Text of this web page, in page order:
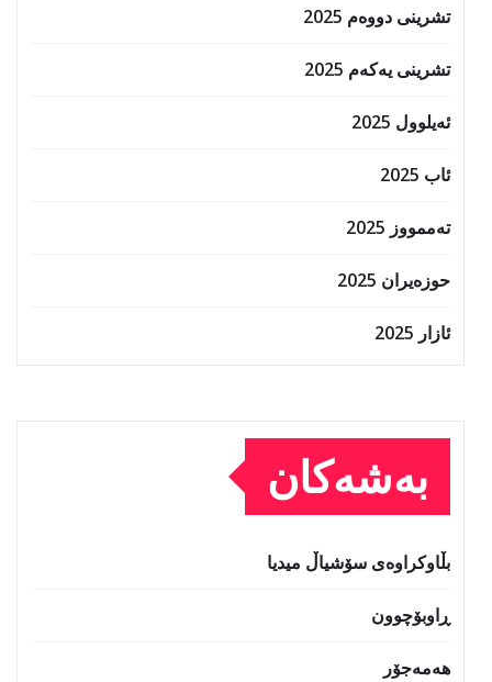
تشرینی دووەم 2025
تشرینی یەکەم 2025
ئەیلوول 2025
ئاب 2025
تەممووز 2025
حوزه‌یران 2025
ئازار 2025
بەشەکان
بڵاوکراوەی سۆشیاڵ میدیا
ڕاوبۆچوون
هەمەجۆر